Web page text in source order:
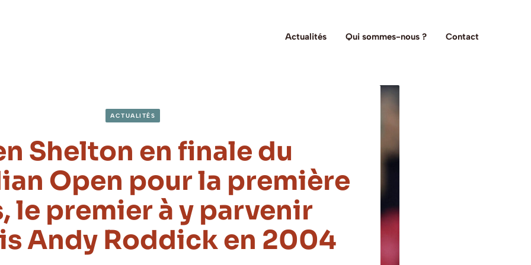
Actualités Qui sommes-nous ? Contact
ACTUALITÉS
Shelton en finale du
Open pour la première
le premier à y parvenir
Andy Roddick en 2004